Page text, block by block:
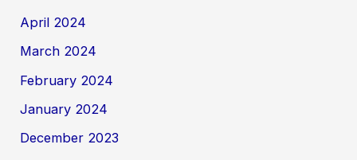
April 2024
March 2024
February 2024
January 2024
December 2023